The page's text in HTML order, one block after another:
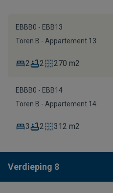
EBBB0 - EBB13
Toren B - Appartement 13
2 2 270 m2
EBBB0 - EBB14
Toren B - Appartement 14
3 2 312 m2
Verdieping 8